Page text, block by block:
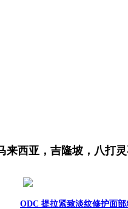
来西亚，吉隆坡，八打
ODC 提拉紧致淡纹修护面